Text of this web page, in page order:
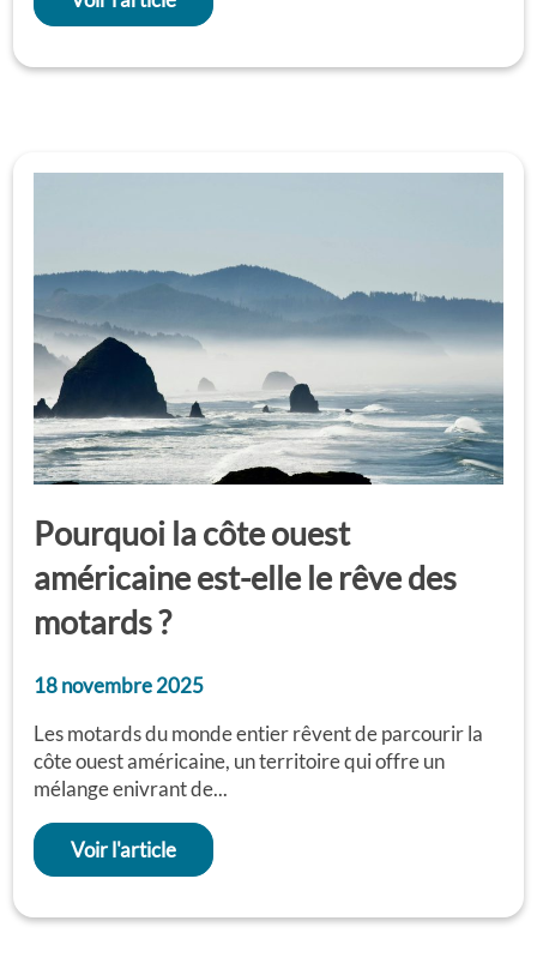
Pourquoi la côte ouest
américaine est-elle le rêve des
motards ?
18 novembre 2025
Les motards du monde entier rêvent de parcourir la
côte ouest américaine, un territoire qui offre un
mélange enivrant de...
Voir l'article